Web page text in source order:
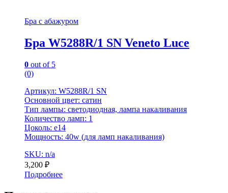
Бра с абажуром
Бра W5288R/1 SN Veneto Luce
0 out of 5
(0)
Артикул: W5288R/1 SN
Основной цвет: сатин
Тип лампы: светодиодная, лампа накаливания
Количество ламп: 1
Цоколь: e14
Мощность: 40w (для ламп накаливания)
SKU: n/a
3,200 ₽
Подробнее